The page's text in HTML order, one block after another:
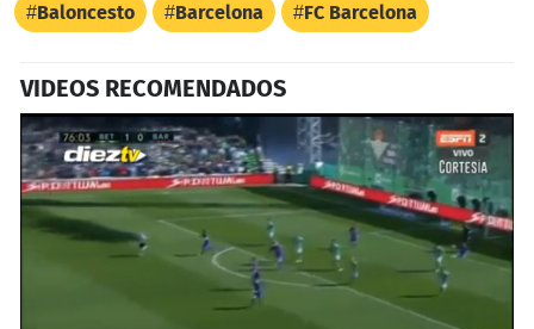
Baloncesto Barcelona FC Barcelona
VIDEOS RECOMENDADOS
Próximo